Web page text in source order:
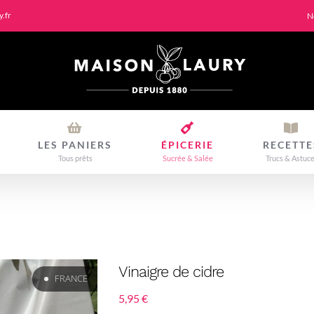
LES PANIERS
Tous prêts
ÉPICERIE
Sucrée & Salée Trucs &
FRANCE Vinaigre de cidre
5,95€